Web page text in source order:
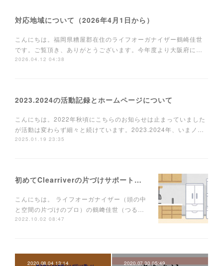
対応地域について（2026年4月1日から）
こんにちは。福岡県糟屋郡在住のライフオーガナイザー鶴崎佳世
です。ご覧頂き、ありがとうございます。今年度より大阪府に…
2026.04.12 04:38
2023.2024の活動記録とホームページについて
こんにちは。2022年秋頃にこちらのお知らせは止まっていました
が活動は変わらず細々と続けています。2023.2024年、いまノ…
2025.01.19 23:35
初めてClearriverの片づけサポートを使う方へ
こんにちは。 ライフオーガナイザー（頭の中
と空間の片づけのプロ）の鶴﨑佳世（つる…
2022.10.02 08:47
2020.08.04 13:14 2020.07.30 05:49